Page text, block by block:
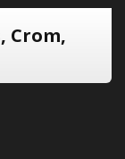
Crom,